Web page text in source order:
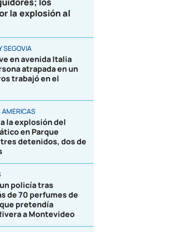
la explosión al
SEGOVIA
en avenida Italia
atrapada en un
trabajó en el
AMÉRICAS
la explosión del
en Parque
detenidos, dos de
policía tras
de 70 perfumes de
pretendía
a Montevideo